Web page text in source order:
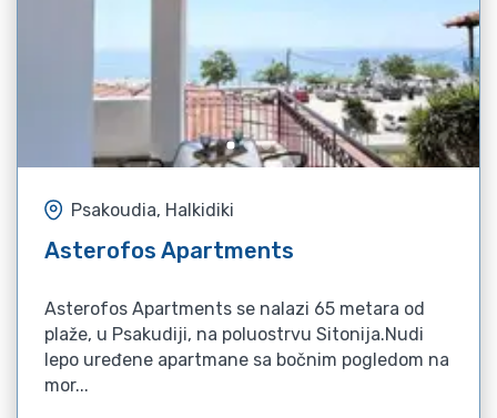
Psakoudia, Halkidiki
Asterofos Apartments
Asterofos Apartments se nalazi 65 metara od
plaže, u Psakudiji, na poluostrvu Sitonija.Nudi
lepo uređene apartmane sa bočnim pogledom na
mor...